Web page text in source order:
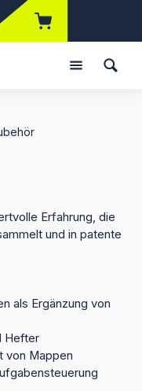
0 Produkte auf dem
Erfahrung, die
und in patente
als Ergänzung von
Hefter
von Mappen